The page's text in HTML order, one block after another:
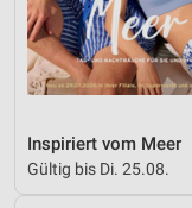
Inspiriert vom Meer
Gültig bis Di. 25.08.